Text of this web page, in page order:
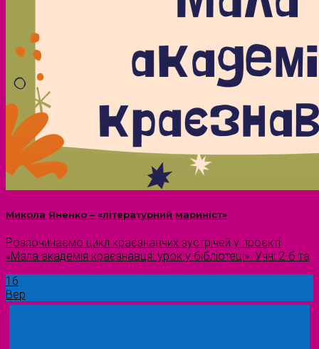
Микола Яненко – «літературний мариніст»
Розпочинаємо цикл краєзнавчих зустрічей у проєкті
«Мала академія краєзнавця: урок у бібліотеці». Учні 2-б та
16
Вер